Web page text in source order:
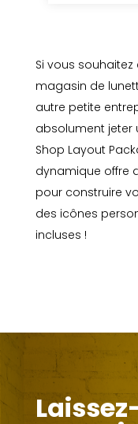
Si vous
magasin de
autre petite
absolument jeter
Shop Layout
dynamique offre
pour construire
des icônes
incluses !